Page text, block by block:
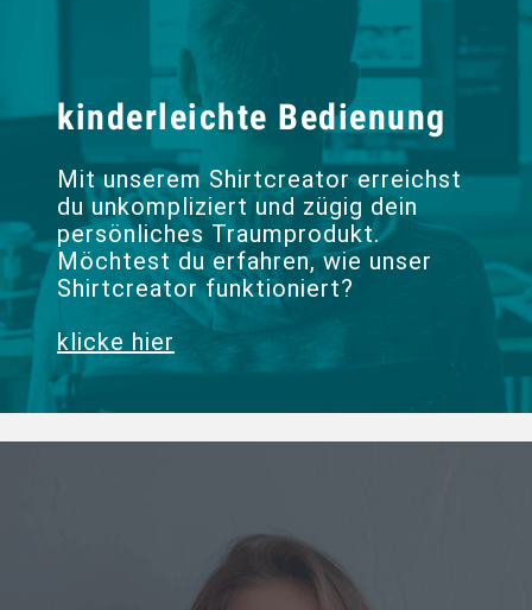
kinderleichte Bedienung
Mit unserem Shirtcreator erreichst
du unkompliziert und zügig dein
persönliches Traumprodukt.
Möchtest du erfahren, wie unser
Shirtcreator funktioniert?
klicke hier